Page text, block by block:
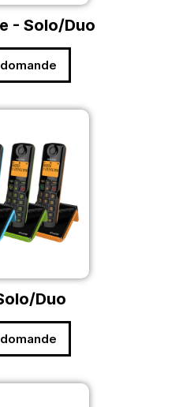
- Solo/Duo
Duo